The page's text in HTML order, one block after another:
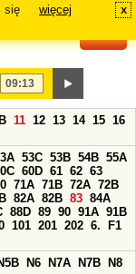
się
więcej x
11 12 13 14 15 16
53C 53B 54B 55A
60D 61 62 63
71A 71B 72A 72B
82A 82B 83 84A
88D 89 90 91A 91B
101 201 202 6.
F1
N6 N7A N7B
N8